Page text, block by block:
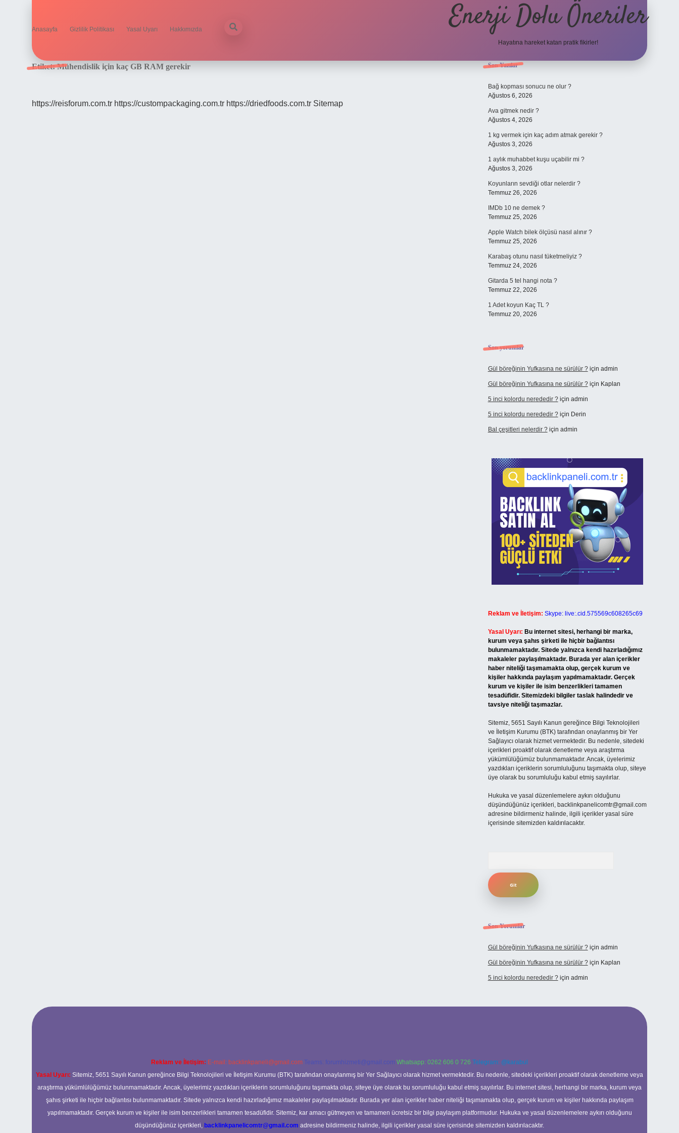
Anasayfa Gizlilik Politikası Yasal Uyarı Hakkımızda Enerji Dolu Öneriler
Hayatına hareket katan pratik fikirler!
Etiket:Mühendislik için kaç GB RAM gerekir
https://reisforum.com.tr https://custompackaging.com.tr https://driedfoods.com.tr Sitemap
Sidebar
Son Yazılar
Bağ kopması sonucu ne olur ?
Ağustos 6, 2026
Ava gitmek nedir ?
Ağustos 4, 2026
1 kg vermek için kaç adım atmak gerekir ?
Ağustos 3, 2026
1 aylık muhabbet kuşu uçabilir mi ?
Ağustos 3, 2026
Koyunların sevdiği otlar nelerdir ?
Temmuz 26, 2026
IMDb 10 ne demek ?
Temmuz 25, 2026
Apple Watch bilek ölçüsü nasıl alınır ?
Temmuz 25, 2026
Karabaş otunu nasıl tüketmeliyiz ?
Temmuz 24, 2026
Gitarda 5 tel hangi nota ?
Temmuz 22, 2026
1 Adet koyun Kaç TL ?
Temmuz 20, 2026
Son yorumlar
Gül böreğinin Yufkasına ne sürülür ?için admin
Gül böreğinin Yufkasına ne sürülür ?için Kaplan
5 inci kolordu nerededir ?için admin
5 inci kolordu nerededir ?için Derin
Bal çeşitleri nelerdir ?için admin
Reklam ve İletişim: Skype: live:.cid.575569c608265c69
Yasal Uyarı: Bu internet sitesi, herhangi bir marka,
kurum veya şahıs şirketi ile hiçbir bağlantısı
bulunmamaktadır. Sitede yalnızca kendi hazırladığımız
makaleler paylaşılmaktadır. Burada yer alan içerikler
haber niteliği taşımamakta olup, gerçek kurum ve
kişiler hakkında paylaşım yapılmamaktadır. Gerçek
kurum ve kişiler ile isim benzerlikleri tamamen
tesadüfidir. Sitemizdeki bilgiler taslak halindedir ve
tavsiye niteliği taşımazlar.
Sitemiz, 5651 Sayılı Kanun gereğince Bilgi Teknolojileri
ve İletişim Kurumu (BTK) tarafından onaylanmış bir Yer
Sağlayıcı olarak hizmet vermektedir. Bu nedenle, sitedeki
içerikleri proaktif olarak denetleme veya araştırma
yükümlülüğümüz bulunmamaktadır. Ancak, üyelerimiz
yazdıkları içeriklerin sorumluluğunu taşımakta olup, siteye
üye olarak bu sorumluluğu kabul etmiş sayılırlar.
Hukuka ve yasal düzenlemelere aykırı olduğunu
düşündüğünüz içerikleri, backlinkpanelicomtr@gmail.com
adresine bildirmeniz halinde, ilgili içerikler yasal süre
içerisinde sitemizden kaldırılacaktır.
Son Yorumlar
Gül böreğinin Yufkasına ne sürülür ?için admin
Gül böreğinin Yufkasına ne sürülür ?için Kaplan
5 inci kolordu nerededir ?için admin
Reklam ve İletişim: E-mail: backlinkpaneli@gmail.com Teams: forumhizmeti@gmail.com Whatsapp: 0262 606 0 726 Telegram: @karabul
Yasal Uyarı: Sitemiz, 5651 Sayılı Kanun gereğince Bilgi Teknolojileri ve İletişim Kurumu (BTK) tarafından onaylanmış bir Yer Sağlayıcı olarak hizmet vermektedir. Bu nedenle, sitedeki içerikleri proaktif olarak denetleme veya
araştırma yükümlülüğümüz bulunmamaktadır. Ancak, üyelerimiz yazdıkları içeriklerin sorumluluğunu taşımakta olup, siteye üye olarak bu sorumluluğu kabul etmiş sayılırlar. Bu internet sitesi, herhangi bir marka, kurum veya
şahıs şirketi ile hiçbir bağlantısı bulunmamaktadır. Sitede yalnızca kendi hazırladığımız makaleler paylaşılmaktadır. Burada yer alan içerikler haber niteliği taşımamakta olup, gerçek kurum ve kişiler hakkında paylaşım
yapılmamaktadır. Gerçek kurum ve kişiler ile isim benzerlikleri tamamen tesadüfidir. Sitemiz, kar amacı gütmeyen ve tamamen ücretsiz bir bilgi paylaşım platformudur. Hukuka ve yasal düzenlemelere aykırı olduğunu
düşündüğünüz içerikleri, backlinkpanelicomtr@gmail.com adresine bildirmeniz halinde, ilgili içerikler yasal süre içerisinde sitemizden kaldırılacaktır.